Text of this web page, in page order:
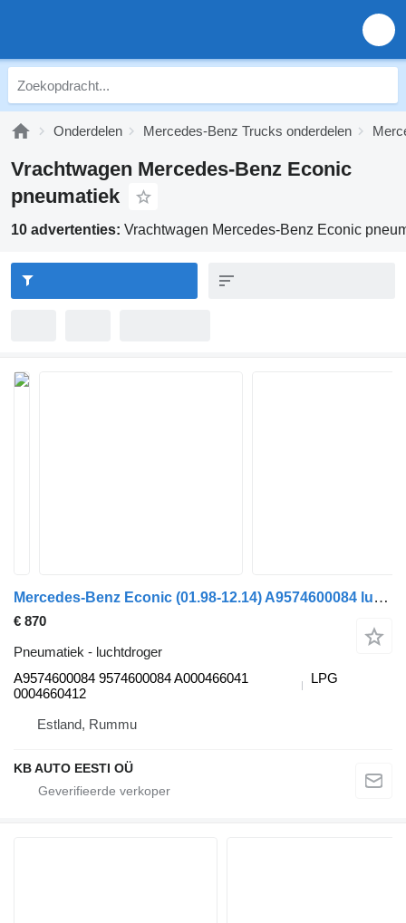
Onderdelen Mercedes-Benz Trucks onderdelen
Vrachtwagen Mercedes-Benz Econic
pneumatiek
10 advertenties: Vrachtwagen Mercedes-Benz Econic
Mercedes-Benz Econic (01.98-12.14) A9574600084 luchtdroger voor Mercedes-Benz Econic (1998-2014) vrachtwagen
€ 870
Pneumatiek - luchtdroger
A9574600084 9574600084 A000466041
0004660412
LPG
Estland, Rummu
KB AUTO EESTI OÜ